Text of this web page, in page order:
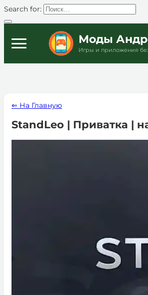
Search for:
Моды
Игры и приложения
⇐ На Главную
StandLeo | Приватка |